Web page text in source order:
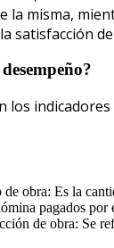
la misma,
satisfacción
los
de obra: Es la
pagados por
de obra: Se